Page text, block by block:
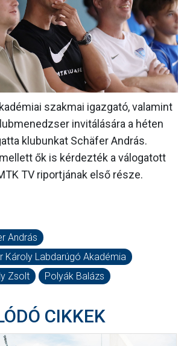
MÉRKŐZÉSEK
KLUB
GALÉRIA
ÉLMÉNYEK
AKKREDITÁCIÓ
szakmai igazgató, valamint
invitálására a héten
klubunkat Schäfer András.
ők is kérdezték a válogatott
TV riportjának első része.
András
Károly Labdarúgó Akadémia
Zsolt
Polyák Balázs
CIKKEK